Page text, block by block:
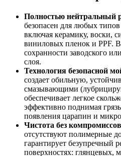
Полностью нейтральный
безопасен для любых
включая керамику, воски,
виниловых пленок и PPF.
сохранности заводского
слоя.
Технология безопасной
создает обильную,
смазывающими
обеспечивает легкое
эффективно поднимая
появления царапин и
Чистота без
отсутствуют полимерные
гарантирует безупречный
поверхностях: глянцевых,